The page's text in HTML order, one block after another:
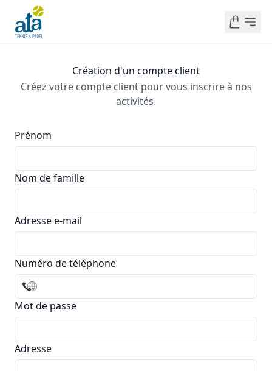
Création d'un compte client
Créez votre compte client pour vous inscrire à nos
activités.
Prénom
Nom de famille
Adresse e-mail
Numéro de téléphone
Mot de passe
Adresse